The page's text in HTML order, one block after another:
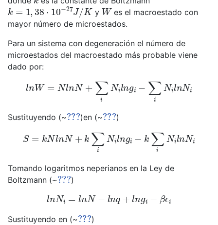
k=1,38⋅10 −27J/K y Wes el macroestado con
mayor número de microestados.
Para un sistema con degeneración el número de
microestados del macroestado más probable viene
dado por:
l W=N lnN +∑iNilng Niln Ni
Sustituyendo (~???)en (~???)
S =k Nln + k∑iNiln ∑i Niln Ni
Tomando logaritmos neperianos en la Ley de
Boltzmann (~???)
ln =lnN nq+ l gi −
Sustituyendo en (~???)